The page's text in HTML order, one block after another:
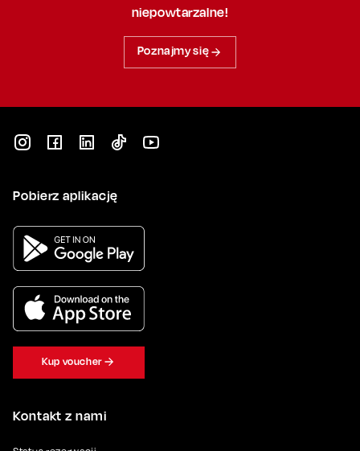
niepowtarzalne!
Poznajmy się
Kontakt z nami
Pobierz aplikację
Kup voucher